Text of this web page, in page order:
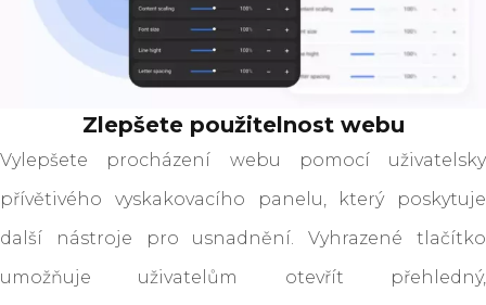
Zlepšete použitelnost webu
Vylepšete procházení webu pomocí uživatelsky
přívětivého vyskakovacího panelu, který poskytuje
další nástroje pro usnadnění. Vyhrazené tlačítko
umožňuje uživatelům otevřít přehledný,